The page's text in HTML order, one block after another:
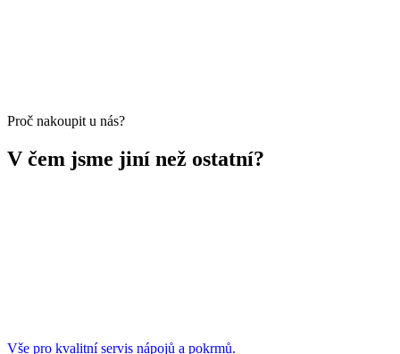
Proč nakoupit u nás?
V čem jsme jiní než ostatní?
Vše pro kvalitní servis nápojů a pokrmů.